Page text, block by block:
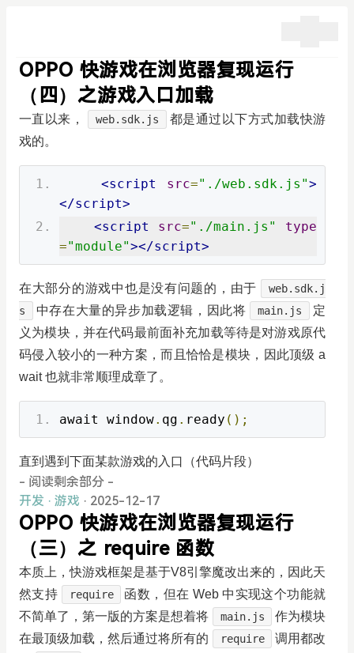
OPPO 快游戏在浏览器复现运行
（四）之游戏入口加载
一直以来， web.sdk.js
都是通过以下方式加载快游
戏的。
<script src="./web.sdk.js">
</script>
<script
src="./main.js"
type
="module"></script>
在大部分的游戏中也是没有问题的，由于
web.sdk.j
s
中存在大量的异步加载逻辑，因此将 main.js
定
义为模块，并在代码最前面补充加载等待是对游戏原代
码侵入较小的一种方案，而且恰恰是模块，因此顶级 a
wait 也就非常顺理成章了。
await window. qg . ready ();
直到遇到下面某款游戏的入口（代码片段）
- 阅读剩余部分 -
开发 · 游戏 · 2025-12-17
OPPO 快游戏在浏览器复现运行
（三）之 require 函数
本质上，快游戏框架是基于V8引擎魔改出来的，因此天
然支持
require
函数，但在 Web 中实现这个功能就
不简单了，第一版的方案是想着将
main.js
作为模块
在最顶级加载，然后通过将所有的
require
调用都改